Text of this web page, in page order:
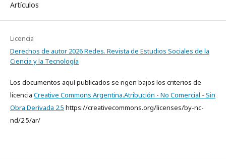
Artículos
Licencia
Derechos de autor 2026 Redes. Revista de Estudios Sociales de la
Ciencia y la Tecnología
Los documentos aquí publicados se rigen bajos los criterios de
licencia Creative Commons Argentina.Atribución - No Comercial - Sin
Obra Derivada 2.5 https://creativecommons.org/licenses/by-nc-
nd/2.5/ar/